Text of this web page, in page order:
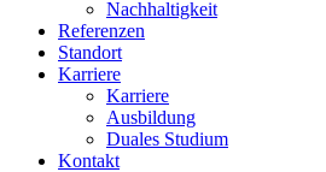
Nachhaltigkeit
Referenzen
Standort
Karriere
Karriere
Ausbildung
Duales Studium
Kontakt